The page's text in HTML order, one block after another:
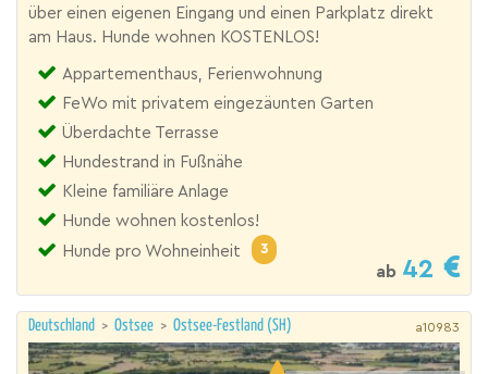
über einen eigenen Eingang und einen Parkplatz direkt
am Haus. Hunde wohnen KOSTENLOS!
Appartementhaus, Ferienwohnung
FeWo mit privatem eingezäunten Garten
Überdachte Terrasse
Hundestrand in Fußnähe
Kleine familiäre Anlage
Hunde wohnen kostenlos!
Hunde pro Wohneinheit
3
ab 42
Deutschland > Ostsee > Ostsee-Festland (SH) a10983